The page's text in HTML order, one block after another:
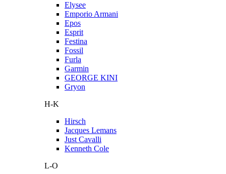
Elysee
Emporio Armani
Epos
Esprit
Festina
Fossil
Furla
Garmin
GEORGE KINI
Gryon
H-K
Hirsch
Jacques Lemans
Just Cavalli
Kenneth Cole
L-O